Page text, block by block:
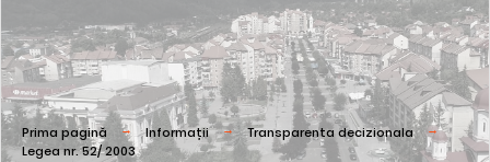
Prima pagină Informații
Transparenta decizionala
Legea nr. 52/ 2003